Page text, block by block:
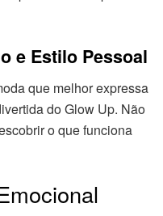
e Estilo Pessoal
que melhor expressa
do Glow Up. Não
o que funciona